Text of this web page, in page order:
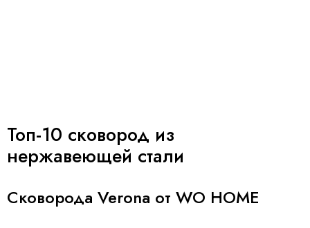
Топ-10 сковород из
нержавеющей стали
Сковорода Verona от WO HOME